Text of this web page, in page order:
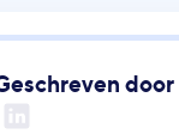
door